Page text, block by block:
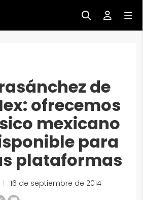
de
ofrecemos
mexicano
para
plataformas
16 de septiembre de 2014